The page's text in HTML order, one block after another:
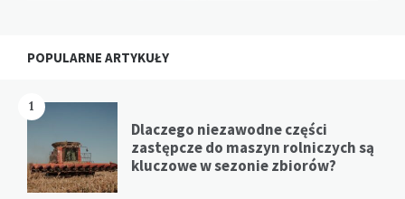
POPULARNE ARTYKUŁY
1
Dlaczego niezawodne części
zastępcze do maszyn rolniczych są
kluczowe w sezonie zbiorów?